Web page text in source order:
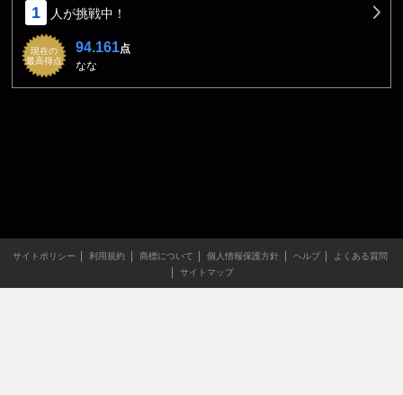
1 人が挑戦中！
現在の
最高得点
94.161点
なな
サイトポリシー 利用規約 商標について 個人情報保護方針 ヘルプ
よくある質問
サイトマップ